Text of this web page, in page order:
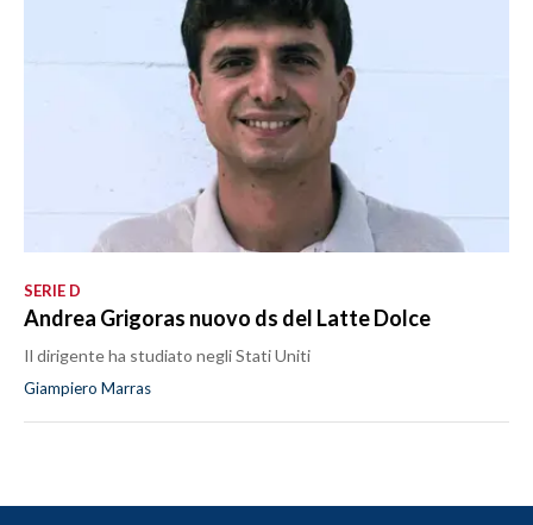
SERIE D
Andrea Grigoras nuovo ds del Latte Dolce
Il dirigente ha studiato negli Stati Uniti
Giampiero Marras